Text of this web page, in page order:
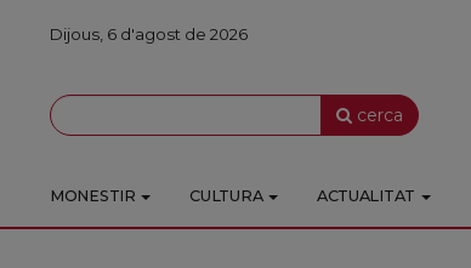
Dijous, 6 d'agost de 2026
cerca
MONESTIR CULTURA ACTUALITAT